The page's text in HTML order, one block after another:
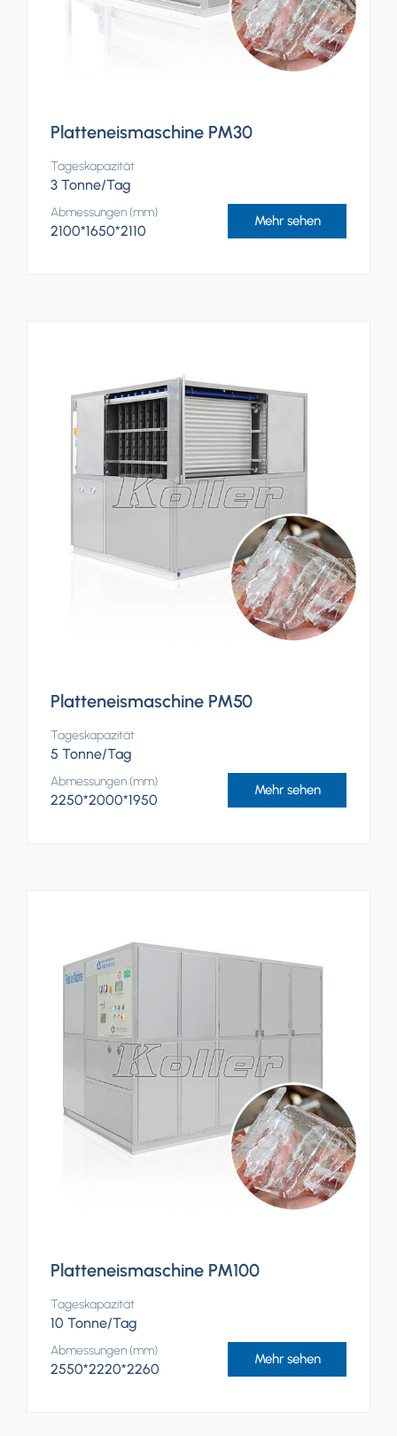
Platteneismaschine PM30
Tageskapazität
3 Tonne/Tag
Abmessungen (mm)
2100*1650*2110
Mehr sehen
Platteneismaschine PM50
Tageskapazität
5 Tonne/Tag
Abmessungen (mm)
2250*2000*1950
Mehr sehen
Platteneismaschine PM100
Tageskapazität
10 Tonne/Tag
Abmessungen (mm)
2550*2220*2260
Mehr sehen